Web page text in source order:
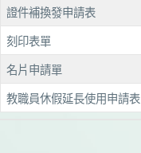
證件補換發申請表
刻印表單
名片申請單
教職員休假延長使用申請表